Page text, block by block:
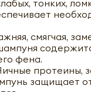
тонких,
смягчая,
фена.
протеины,
защищает